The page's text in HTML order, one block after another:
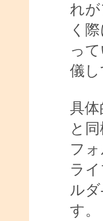
れ
く
っ
儀し
具
と
フ
ラ
ル
す。